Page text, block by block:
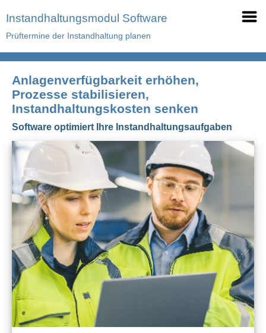
Instandhaltungsmodul Software
Prüftermine der Instandhaltung planen
Anlagenverfügbarkeit erhöhen,
Prozesse stabilisieren,
Instandhaltungskosten senken
Software optimiert Ihre Instandhaltungsaufgaben